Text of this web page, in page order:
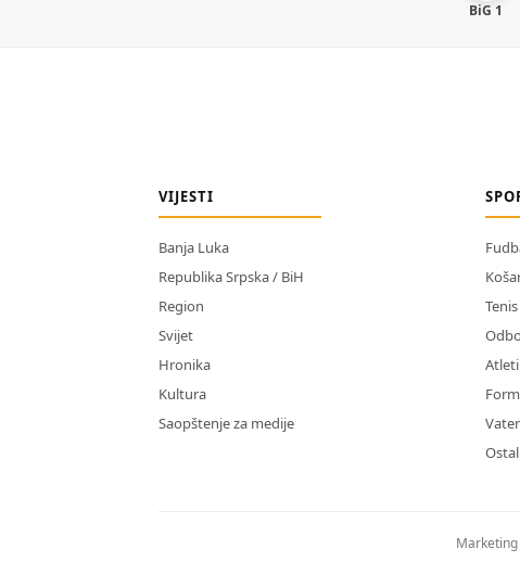
BiG 1
VIJESTI
Banja Luka
Republika Srpska / BiH
Region
Svijet
Hronika
Kultura
Saopštenje za medije
Tenis
Marketing